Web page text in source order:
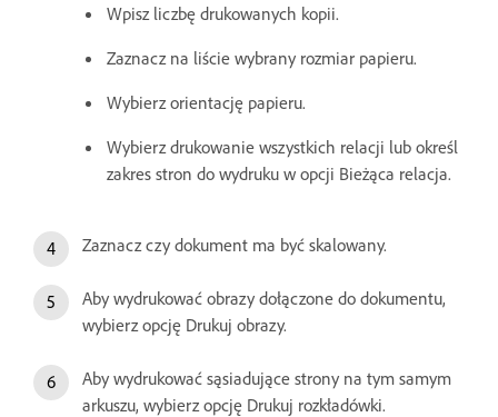
Wpisz liczbę drukowanych kopii.
Zaznacz na liście wybrany rozmiar papieru.
Wybierz orientację papieru.
Wybierz drukowanie wszystkich relacji lub określ
zakres stron do wydruku w opcji Bieżąca relacja.
Zaznacz czy dokument ma być skalowany.
Aby wydrukować obrazy dołączone do dokumentu,
wybierz opcję Drukuj obrazy.
Aby wydrukować sąsiadujące strony na tym samym
arkuszu, wybierz opcję Drukuj rozkładówki.